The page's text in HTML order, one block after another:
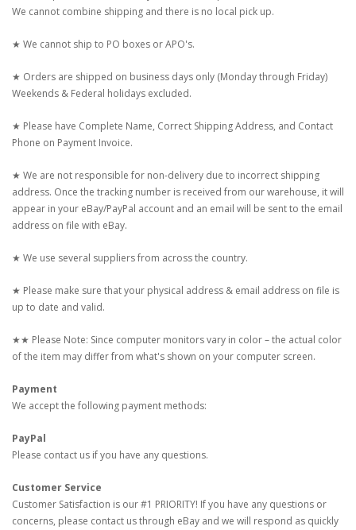
We cannot combine shipping and there is no local pick up.
★ We cannot ship to PO boxes or APO's.
★ Orders are shipped on business days only (Monday through Friday)
Weekends & Federal holidays excluded.
★ Please have Complete Name, Correct Shipping Address, and Contact
Phone on Payment Invoice.
★ We are not responsible for non-delivery due to incorrect shipping
address. Once the tracking number is received from our warehouse, it will
appear in your eBay/PayPal account and an email will be sent to the email
address on file with eBay.
★ We use several suppliers from across the country.
★ Please make sure that your physical address & email address on file is
up to date and valid.
★★ Please Note: Since computer monitors vary in color – the actual color
of the item may differ from what's shown on your computer screen.
Payment
We accept the following payment methods:
PayPal
Please contact us if you have any questions.
Customer Service
Customer Satisfaction is our #1 PRIORITY! If you have any questions or
concerns, please contact us through eBay and we will respond as quickly